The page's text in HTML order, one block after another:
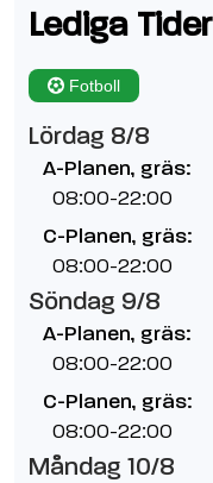
Lediga Tider
Fotboll
Lördag 8/8
A-Planen, gräs:
08:00-22:00
C-Planen, gräs:
08:00-22:00
Söndag 9/8
A-Planen, gräs:
08:00-22:00
C-Planen, gräs:
08:00-22:00
Måndag 10/8